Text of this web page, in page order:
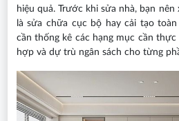
hiệu quả. Trước khi sửa nhà, bạn
là sửa chữa cục bộ hay cải tạo
cần thống kê các hạng mục cần
hợp và dự trù ngân sách cho từng